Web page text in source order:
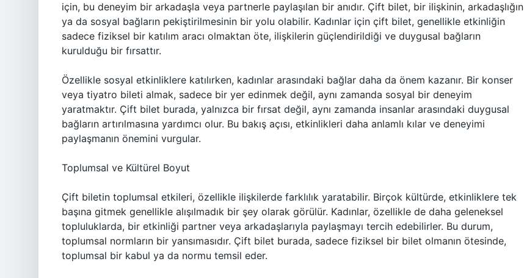
için, bu deneyim bir arkadaşla veya partnerle paylaşılan bir anıdır. Çift bilet, bir ilişkinin, arkadaşlığın
ya da sosyal bağların pekiştirilmesinin bir yolu olabilir. Kadınlar için çift bilet, genellikle etkinliğin
sadece fiziksel bir katılım aracı olmaktan öte, ilişkilerin güçlendirildiği ve duygusal bağların
kurulduğu bir fırsattır.
Özellikle sosyal etkinliklere katılırken, kadınlar arasındaki bağlar daha da önem kazanır. Bir konser
veya tiyatro bileti almak, sadece bir yer edinmek değil, aynı zamanda sosyal bir deneyim
yaratmaktır. Çift bilet burada, yalnızca bir fırsat değil, aynı zamanda insanlar arasındaki duygusal
bağların artırılmasına yardımcı olur. Bu bakış açısı, etkinlikleri daha anlamlı kılar ve deneyimi
paylaşmanın önemini vurgular.
Toplumsal ve Kültürel Boyut
Çift biletin toplumsal etkileri, özellikle ilişkilerde farklılık yaratabilir. Birçok kültürde, etkinliklere tek
başına gitmek genellikle alışılmadık bir şey olarak görülür. Kadınlar, özellikle de daha geleneksel
topluluklarda, bir etkinliği partner veya arkadaşlarıyla paylaşmayı tercih edebilirler. Bu durum,
toplumsal normların bir yansımasıdır. Çift bilet burada, sadece fiziksel bir bilet olmanın ötesinde,
toplumsal bir kabul ya da normu temsil eder.